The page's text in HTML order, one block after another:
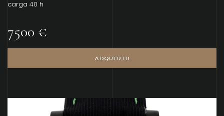
carga 40 h
7500 €
ADQUIRIR